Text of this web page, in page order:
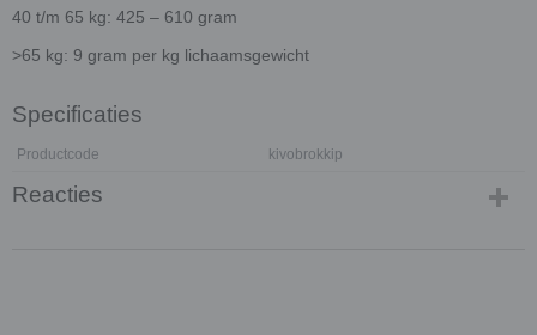
40 t/m 65 kg: 425 – 610 gram
>65 kg: 9 gram per kg lichaamsgewicht
Specificaties
Productcode kivobrokkip
Reacties